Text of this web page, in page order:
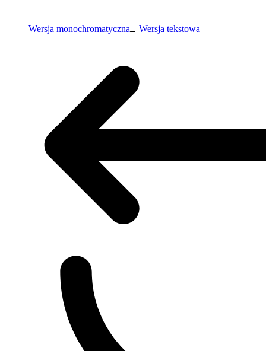
Wersja monochromatyczna Wersja tekstowa